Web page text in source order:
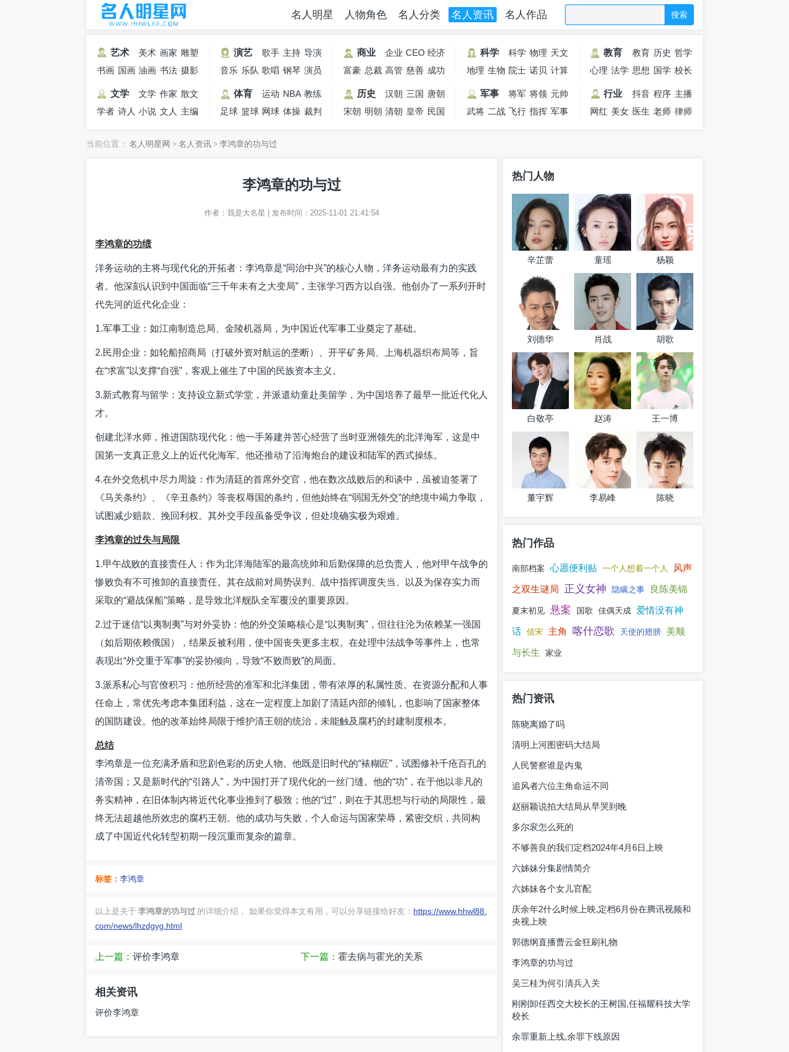
搜索
名人明星 人物角色 名人分类 名人资讯 名人作品
艺术
家
美术
家
画家 雕塑
家
书画
家
国画
大师
油画
大师
书法
家
摄影
家
演艺 歌手 主持
人
导演
音乐
家
乐队 歌唱
家
钢琴 演员
商业
企业
家
CEO 经济
学家
富豪 总裁 高管 慈善
家
成功
人士
科学
科学
家
物理
学家
天文
学家
地理
学家
生物
学家
院士 诺贝
尔
计算
机
教育
教育
家
历史
学家
哲学
家
心理
学家
法学
家
思想
家
国学
大师
校长
文学
文学
家
作家 散文
作家
学者 诗人 小说 文人 主编
体育
运动
员
NBA 教练
足球 篮球 网球 体操 裁判
历史 汉朝 三国 唐朝
宋朝 明朝 清朝 皇帝 民国
军事 将军 将领 元帅
武将 二战 飞行 指挥 军事
行业 抖音 程序
员
主播
网红 美女 医生 老师 律师
当前位置： 名人明星网 >名人资讯 >李鸿章的功与过
李鸿章的功与过
作者： 我是大名星 发布时间： 2025-11-01 21:41:54
李鸿章的功绩
洋务运动的主将与现代化的开拓者：李鸿章是“同治中兴”的核心人物，洋务运动最有力的实践
者。他深刻认识到中国面临“三千年未有之大变局”，主张学习西方以自强。他创办了一系列开时
代先河的近代化企业：
1.军事工业：如江南制造总局、金陵机器局，为中国近代军事工业奠定了基础。
2.民用企业：如轮船招商局（打破外资对航运的垄断）、开平矿务局、上海机器织布局等，旨
在“求富”以支撑“自强”，客观上催生了中国的民族资本主义。
3.新式教育与留学：支持设立新式学堂，并派遣幼童赴美留学，为中国培养了最早一批近代化人
才。
创建北洋水师，推进国防现代化：他一手筹建并苦心经营了当时亚洲领先的北洋海军，这是中
国第一支真正意义上的近代化海军。他还推动了沿海炮台的建设和陆军的西式操练。
4.在外交危机中尽力周旋：作为清廷的首席外交官，他在数次战败后的和谈中，虽被迫签署了
《马关条约》、《辛丑条约》等丧权辱国的条约，但他始终在“弱国无外交”的绝境中竭力争取，
试图减少赔款、挽回利权。其外交手段虽备受争议，但处境确实极为艰难。
李鸿章的过失与局限
1.甲午战败的直接责任人：作为北洋海陆军的最高统帅和后勤保障的总负责人，他对甲午战争的
惨败负有不可推卸的直接责任。其在战前对局势误判、战中指挥调度失当、以及为保存实力而
采取的“避战保船”策略，是导致北洋舰队全军覆没的重要原因。
2.过于迷信“以夷制夷”与对外妥协：他的外交策略核心是“以夷制夷”，但往往沦为依赖某一强国
（如后期依赖俄国），结果反被利用，使中国丧失更多主权。在处理中法战争等事件上，也常
表现出“外交重于军事”的妥协倾向，导致“不败而败”的局面。
3.派系私心与官僚积习：他所经营的准军和北洋集团，带有浓厚的私属性质。在资源分配和人事
任命上，常优先考虑本集团利益，这在一定程度上加剧了清廷内部的倾轧，也影响了国家整体
的国防建设。他的改革始终局限于维护清王朝的统治，未能触及腐朽的封建制度根本。
总结
李鸿章是一位充满矛盾和悲剧色彩的历史人物。他既是旧时代的“裱糊匠”，试图修补千疮百孔的
清帝国；又是新时代的“引路人”，为中国打开了现代化的一丝门缝。他的“功”，在于他以非凡的
务实精神，在旧体制内将近代化事业推到了极致；他的“过”，则在于其思想与行动的局限性，最
终无法超越他所效忠的腐朽王朝。他的成功与失败，个人命运与国家荣辱，紧密交织，共同构
成了中国近代化转型初期一段沉重而复杂的篇章。
标签： 李鸿章
以上是关于 李鸿章的功与过 的详细介绍， 如果你觉得本文有用，可以分享链接给好友： https://www.hhwl88.
com/news/lhzdgyg.html
上一篇： 评价李鸿章 下一篇： 霍去病与霍光的关系
相关资讯
评价李鸿章
热门人物
辛芷蕾 童瑶 杨颖
刘德华 肖战 胡歌
白敬亭 赵涛 王一博
董宇辉 李易峰 陈晓
热门作品
南部档案 心愿便利贴 一个人想着一个人 风声
之双生谜局 正义女神 隐瞒之事 良陈美锦
夏末初见 悬案 国歌 佳偶天成 爱情没有神
话 侦宋 主角 喀什恋歌 天使的翅膀 美顺
与长生 家业
热门资讯
陈晓离婚了吗
清明上河图密码大结局
人民警察谁是内鬼
追风者六位主角命运不同
赵丽颖说拍大结局从早哭到晚
多尔衮怎么死的
不够善良的我们定档2024年4月6日上映
六姊妹分集剧情简介
六姊妹各个女儿官配
庆余年2什么时候上映,定档6月份在腾讯视频和
央视上映
郭德纲直播曹云金狂刷礼物
李鸿章的功与过
吴三桂为何引清兵入关
刚刚卸任西交大校长的王树国,任福耀科技大学
校长
余罪重新上线,余罪下线原因